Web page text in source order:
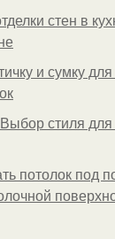
стен в
и сумку для
стиля для
потолок под